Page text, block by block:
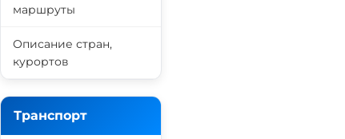
маршруты
Описание стран,
курортов
Транспорт